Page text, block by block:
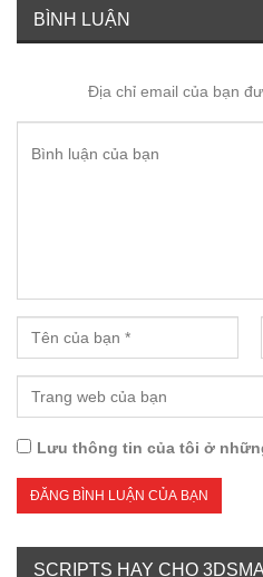
BÌNH LUẬN
Địa chỉ email của bạn
Lưu thông tin của tôi ở
SCRIPTS HAY CHO